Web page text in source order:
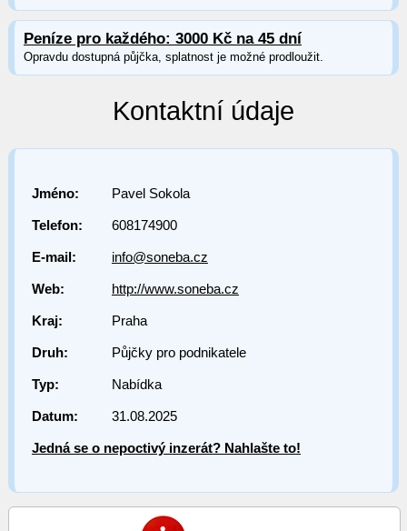
Peníze pro každého: 3000 Kč na 45 dní
Opravdu dostupná půjčka, splatnost je možné prodloužit.
Kontaktní údaje
Jméno: Pavel Sokola
Telefon: 608174900
E-mail: info@soneba.cz
Web: http://www.soneba.cz
Kraj: Praha
Druh: Půjčky pro podnikatele
Typ: Nabídka
Datum: 31.08.2025
Jedná se o nepoctivý inzerát? Nahlašte to!